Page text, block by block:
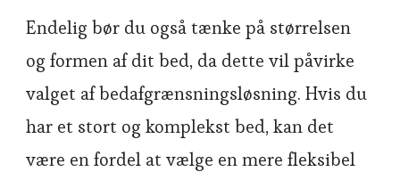
Endelig bør du også tænke på størrelsen
og formen af dit bed, da dette vil påvirke
valget af bedafgrænsningsløsning. Hvis du
har et stort og komplekst bed, kan det
være en fordel at vælge en mere fleksibel